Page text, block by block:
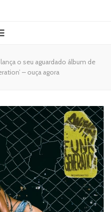
o seu aguardado álbum de
– ouça agora